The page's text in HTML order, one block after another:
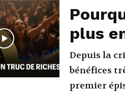
plus
Depuis la
bénéfices
premier